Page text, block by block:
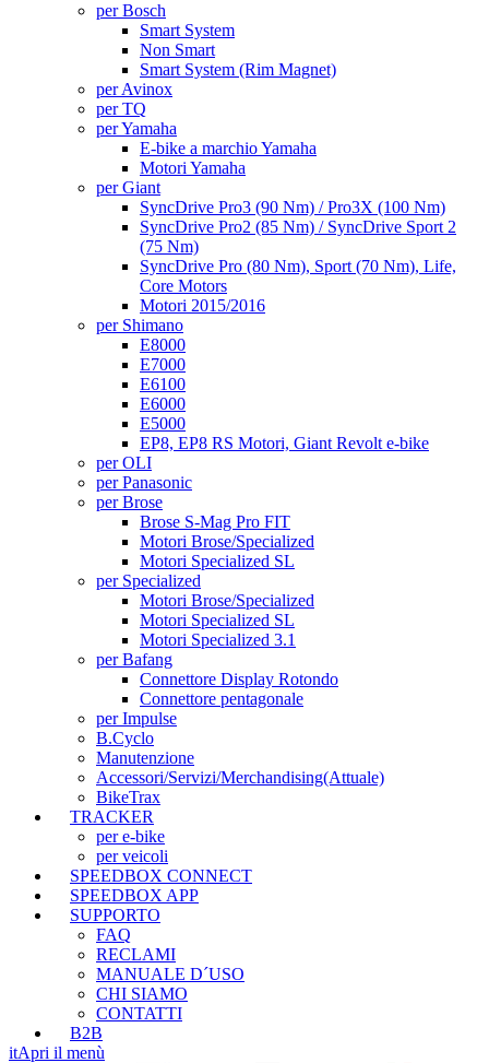
per Bosch
Smart System
Non Smart
Smart System (Rim Magnet)
per Avinox
per TQ
per Yamaha
E-bike a marchio Yamaha
Motori Yamaha
per Giant
SyncDrive Pro3 (90 Nm) / Pro3X (100 Nm)
SyncDrive Pro2 (85 Nm) / SyncDrive Sport 2
(75 Nm)
SyncDrive Pro (80 Nm), Sport (70 Nm), Life,
Core Motors
Motori 2015/2016
per Shimano
E8000
E7000
E6100
E6000
E5000
EP8, EP8 RS Motori, Giant Revolt e-bike
per OLI
per Panasonic
per Brose
Brose S-Mag Pro FIT
Motori Brose/Specialized
Motori Specialized SL
per Specialized
Motori Brose/Specialized
Motori Specialized SL
Motori Specialized 3.1
per Bafang
Connettore Display Rotondo
Connettore pentagonale
per Impulse
B.Cyclo
Manutenzione
Accessori/Servizi/Merchandising(Attuale)
BikeTrax
TRACKER
per e-bike
per veicoli
SPEEDBOX CONNECT
SPEEDBOX APP
SUPPORTO
FAQ
RECLAMI
MANUALE D´USO
CHI SIAMO
CONTATTI
B2B
itApri il menù